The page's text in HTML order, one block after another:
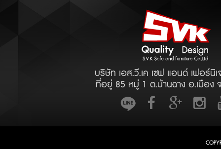
บริษัท เอส.วี.เค เซฟ แอนด์ เฟอร์นิ
ที่อยู่ 85 หมู่ 1 ต.บ้านฉาง อ.เมือง